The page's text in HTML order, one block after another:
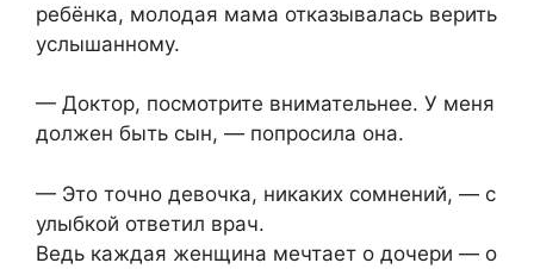
ребёнка, молодая мама отказывалась верить
услышанному.
— Доктор, посмотрите внимательнее. У меня
должен быть сын, — попросила она.
— Это точно девочка, никаких сомнений, — с
улыбкой ответил врач.
Ведь каждая женщина мечтает о дочери — о